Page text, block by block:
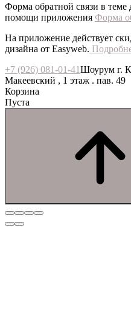
Форма обратной связи в теме
помощи приложения Форма
На приложение действует
дизайна от Easyweb.
+7 (926) 081-01-41Шоурум г.
Макеевский , 1 этаж . пав. 49
Корзина
Пуста